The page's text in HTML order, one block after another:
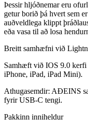
Þessir hljóðnemar eru
getur borið þá hvert sem
auðveldlega klippt
eða vasa til að losa
Breitt samhæfni við
Samhæft við IOS 9.0
iPhone, iPad, iPad Mini).
Athugasemdir: AÐEINS
fyrir USB-C tengi.
Pakkinn inniheldur